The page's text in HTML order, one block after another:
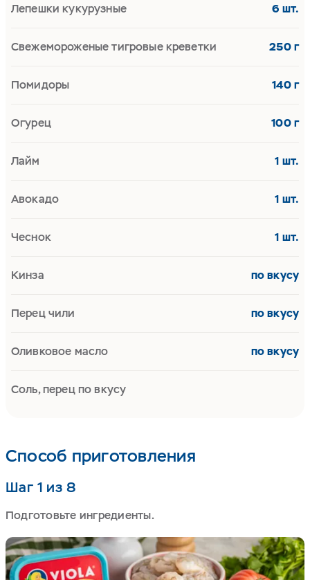
Способ приготовления
Шаг 1 из 8
Подготовьте ингредиенты.
Лепешки кукурузные 6 шт.
Свежемороженые тигровые креветки 250 г
Помидоры 140 г
Огурец 100 г
Лайм 1 шт.
Авокадо 1 шт.
Чеснок 1 шт.
Кинза по вкусу
Перец чили по вкусу
Оливковое масло по вкусу
Соль, перец по вкусу